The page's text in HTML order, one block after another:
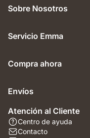
Sobre Nosotros
Servicio Emma
Compra ahora
Envíos
Atención al Cliente
Centro de ayuda
Contacto